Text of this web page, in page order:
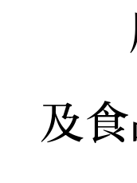
展
及